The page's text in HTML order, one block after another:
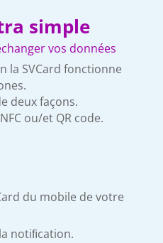
simple
vos données
la SVCard fonctionne
deux façons.
ou/et QR code.
du mobile de votre
notiﬁcation.